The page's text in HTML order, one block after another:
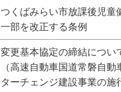
つくばみらい市放課後児童
一部を改正する条例
変更基本協定の締結につい
（高速自動車国道常磐自
ターチェンジ建設事業の施